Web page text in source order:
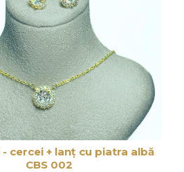
cercei + lanț cu piatra albă
CBS 002